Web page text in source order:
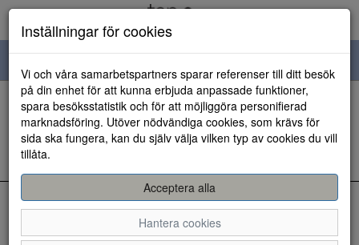
navigation
HEM
Kunde inte hitta några artiklar...
LEVERANS INOM 3 DAGAR INOM SVERIGE
Inställningar för cookies
Vi och våra samarbetspartners sparar referenser till ditt besök
på din enhet för att kunna erbjuda anpassade funktioner,
spara besöksstatistik och för att möjliggöra personifierad
marknadsföring. Utöver nödvändiga cookies, som krävs för
sida ska fungera, kan du själv välja vilken typ av cookies du vill
tillåta.
Acceptera alla
Hantera cookies